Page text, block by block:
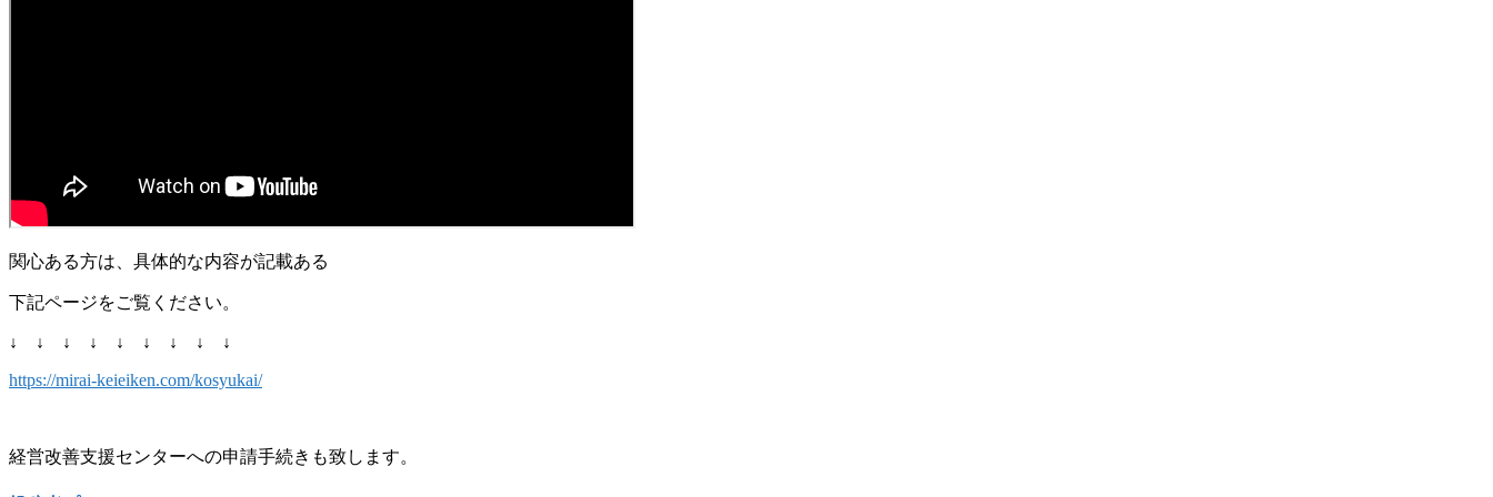
関心ある方は、具体的な内容が記載ある
下記ページをご覧ください。
↓ ↓ ↓ ↓ ↓ ↓ ↓ ↓ ↓
https://mirai-keieiken.com/kosyukai/
経営改善支援センターへの申請手続きも致します。